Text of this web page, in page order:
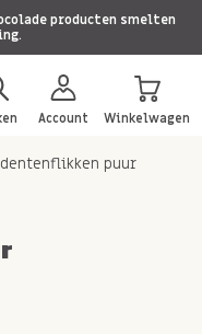
producten smelten
Account Winkelwagen
puur